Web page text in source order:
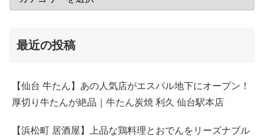
最近の投稿
【仙台 牛たん】あの人気店がエスパル地下にオープン！
厚切り牛たんが絶品｜牛たん炭焼 利久 仙台駅本店
【浜松町 居酒屋】上品な鶏料理とおでんをリーズナブル